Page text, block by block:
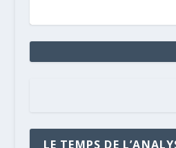
LE TEMPS DE